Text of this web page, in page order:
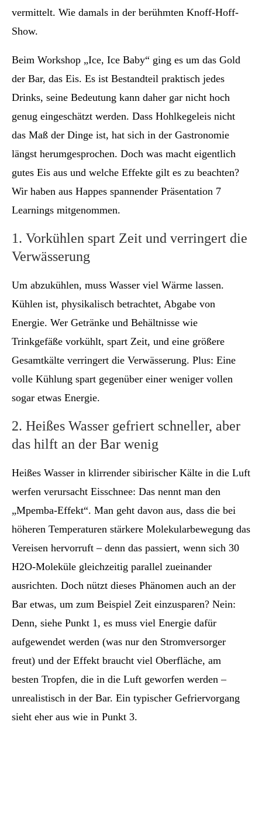
vermittelt. Wie damals in der berühmten Knoff-Hoff-
Show.
Beim Workshop „Ice, Ice Baby“ ging es um das Gold
der Bar, das Eis. Es ist Bestandteil praktisch jedes
Drinks, seine Bedeutung kann daher gar nicht hoch
genug eingeschätzt werden. Dass Hohlkegeleis nicht
das Maß der Dinge ist, hat sich in der Gastronomie
längst herumgesprochen. Doch was macht eigentlich
gutes Eis aus und welche Effekte gilt es zu beachten?
Wir haben aus Happes spannender Präsentation 7
Learnings mitgenommen.
1. Vorkühlen spart Zeit und verringert die
Verwässerung
Um abzukühlen, muss Wasser viel Wärme lassen.
Kühlen ist, physikalisch betrachtet, Abgabe von
Energie. Wer Getränke und Behältnisse wie
Trinkgefäße vorkühlt, spart Zeit, und eine größere
Gesamtkälte verringert die Verwässerung. Plus: Eine
volle Kühlung spart gegenüber einer weniger vollen
sogar etwas Energie.
2. Heißes Wasser gefriert schneller, aber
das hilft an der Bar wenig
Heißes Wasser in klirrender sibirischer Kälte in die Luft
werfen verursacht Eisschnee: Das nennt man den
„Mpemba-Effekt“. Man geht davon aus, dass die bei
höheren Temperaturen stärkere Molekularbewegung das
Vereisen hervorruft – denn das passiert, wenn sich 30
H2O-Moleküle gleichzeitig parallel zueinander
ausrichten. Doch nützt dieses Phänomen auch an der
Bar etwas, um zum Beispiel Zeit einzusparen? Nein:
Denn, siehe Punkt 1, es muss viel Energie dafür
aufgewendet werden (was nur den Stromversorger
freut) und der Effekt braucht viel Oberfläche, am
besten Tropfen, die in die Luft geworfen werden –
unrealistisch in der Bar. Ein typischer Gefriervorgang
sieht eher aus wie in Punkt 3.